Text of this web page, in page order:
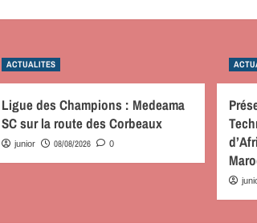
ACTUALITES
Ligue des Champions : Medeama
SC sur la route des Corbeaux
junior 08/08/2026 0